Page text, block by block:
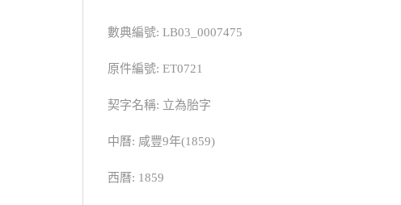
數典編號: LB03_0007475
原件編號: ET0721
契字名稱: 立為胎字
中曆: 咸豐9年(1859)
西曆: 1859